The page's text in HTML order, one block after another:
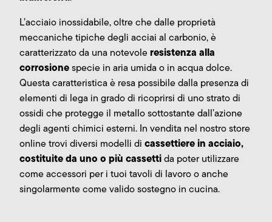
L’acciaio inossidabile, oltre che dalle proprietà
meccaniche tipiche degli acciai al carbonio, è
caratterizzato da una notevoleresistenza alla
corrosionespecie in aria umida o in acqua dolce.
Questa caratteristica è resa possibile dalla presenza di
elementi di lega in grado di ricoprirsi di uno strato di
ossidi che protegge il metallo sottostante dall’azione
degli agenti chimici esterni. In vendita nel nostro store
online trovi diversi modelli di cassettiere in acciaio,
costituite da uno o più cassettida poter utilizzare
come accessori per i tuoi tavoli di lavoro o anche
singolarmente come valido sostegno in cucina.